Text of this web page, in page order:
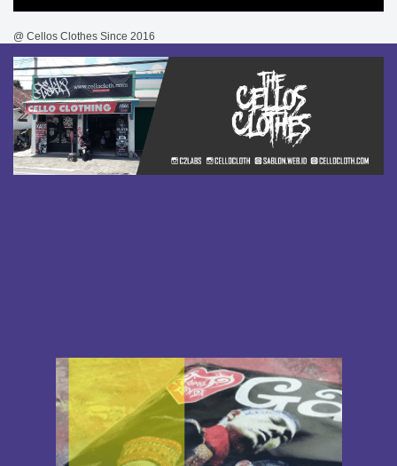
@ Cellos Clothes Since 2016